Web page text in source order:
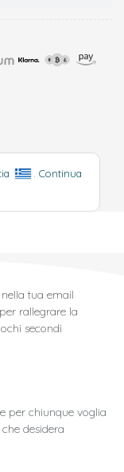
Continua
tua email
rallegrare la
secondi
per chiunque voglia
desidera